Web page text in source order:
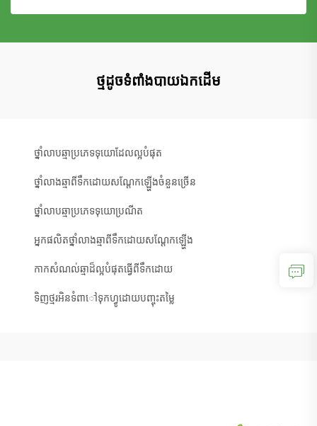
ថ្មដូចទំពាំងបាយឯកដើម
ថ្នាំលាបឆ្មាប្រភេទទុយោដែលល្អបំផុត
ថ្នាំលាងឆ្មាពីទឹកដោយសណ្តែកឡ្ហើងចំនួនច្រើន
ថ្នាំលាបឆ្មាប្រភេទទុយោប្រណីត
អ្នកផលិតថ្នាំលាងឆ្មាពីទឹកដោយសណ្តែកឡ្ហើង
កាកសំណល់ឆ្មាដ៏ល្អបំផុតធ្វើពីទឹកដោយ
ទិញថ្មរអិនទំពាៅទុកហ្វូដោយបញ្ចុះតម្លៃ